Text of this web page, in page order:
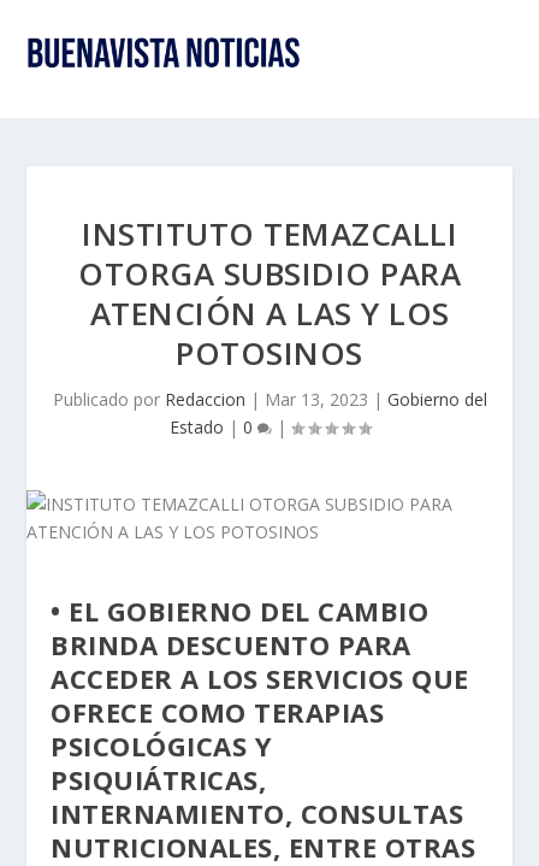
INSTITUTO TEMAZCALLI
OTORGA SUBSIDIO PARA
ATENCIÓN A LAS Y LOS
POTOSINOS
Publicado por Redaccion | Mar 13, 2023 | Gobierno del
Estado | 0 |
• EL GOBIERNO DEL CAMBIO
BRINDA DESCUENTO PARA
ACCEDER A LOS SERVICIOS QUE
OFRECE COMO TERAPIAS
PSICOLÓGICAS Y
PSIQUIÁTRICAS,
INTERNAMIENTO, CONSULTAS
NUTRICIONALES, ENTRE OTRAS